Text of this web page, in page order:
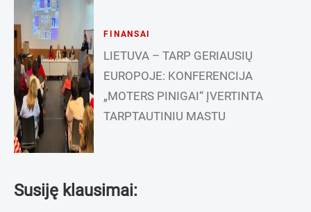
FINANSAI
LIETUVA – TARP GERIAUSIŲ
EUROPOJE: KONFERENCIJA
„MOTERS PINIGAI“ ĮVERTINTA
TARPTAUTINIU MASTU
Susiję klausimai: